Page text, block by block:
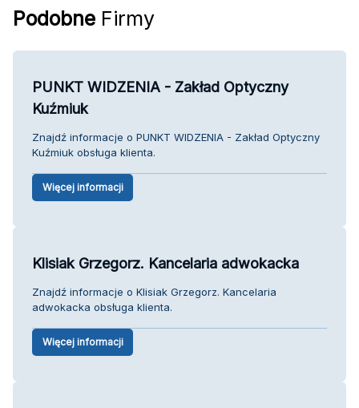
Podobne Firmy
PUNKT WIDZENIA - Zakład Optyczny
Kuźmiuk
Znajdź informacje o PUNKT WIDZENIA - Zakład Optyczny
Kuźmiuk obsługa klienta.
Więcej informacji
Klisiak Grzegorz. Kancelaria adwokacka
Znajdź informacje o Klisiak Grzegorz. Kancelaria
adwokacka obsługa klienta.
Więcej informacji